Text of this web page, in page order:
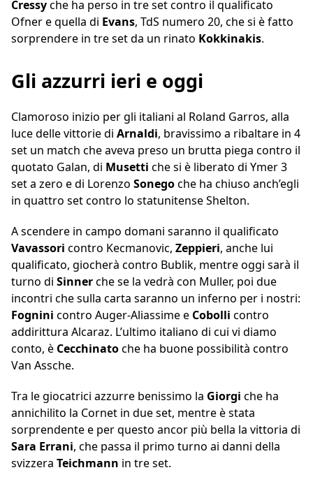
Cressyche ha perso in tre set contro il qualificato
Ofner e quella di Evans, TdS numero 20, che si è fatto
sorprendere in tre set da un rinato Kokkinakis.
Gli azzurri ieri e oggi
Clamoroso inizio per gli italiani al Roland Garros, alla
luce delle vittorie di Arnaldi, bravissimo a ribaltare in 4
set un match che aveva preso un brutta piega contro il
quotato Galan, di Musetti che si è liberato di Ymer 3
set a zero e di Lorenzo Sonegoche ha chiuso anch’egli
in quattro set contro lo statunitense Shelton.
A scendere in campo domani saranno il qualificato
Vavassori contro Kecmanovic, Zeppieri, anche lui
qualificato, giocherà contro Bublik, mentre oggi sarà il
turno di Sinnerche se la vedrà con Muller, poi due
incontri che sulla carta saranno un inferno per i nostri:
Fognini contro Auger-Aliassime e Cobolli contro
addirittura Alcaraz. L’ultimo italiano di cui vi diamo
conto, è Cecchinatoche ha buone possibilità contro
Van Assche.
Tra le giocatrici azzurre benissimo la Giorgi che ha
annichilito la Cornet in due set, mentre è stata
sorprendente e per questo ancor più bella la vittoria di
Sara Errani, che passa il primo turno ai danni della
svizzera Teichmann in tre set.